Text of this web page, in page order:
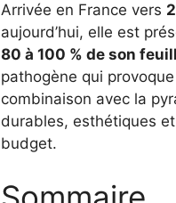
Arrivée en France vers
aujourd’hui, elle est
80 à 100 % de son
pathogène qui
combinaison avec la
durables, esthétiques
budget.